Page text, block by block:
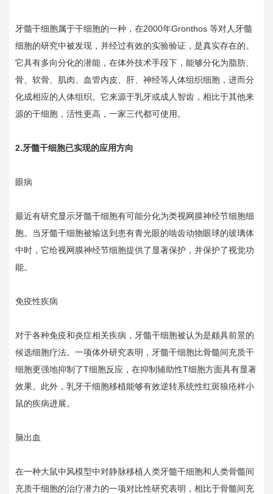
牙髓干细胞属于干细胞的一种，在2000年Gronthos 等对人牙髓
细胞的研究中被发现，并经过有效的实验验证，是真实存在的。
它具有多向分化的潜能，在体外技术手段下，能够分化为脂肪、
骨、软骨、肌肉、血管内皮、肝、神经等人体组织细胞，进而分
化成相应的人体组织。它来源于乳牙或成人智齿，相比于其他来
源的干细胞，活性更高，一家三代都可使用。
2.牙髓干细胞已实现的应用方向
眼病
最近有研究显示牙髓干细胞有可能分化为类视网膜神经节细胞细
胞。当牙髓干细胞被输送到患有青光眼的啮齿动物眼球的玻璃体
中时，它给视网膜神经节细胞提供了显著保护，并保护了视觉功
能。
免疫性疾病
对于各种免疫和炎症相关疾病，牙髓干细胞被认为是颇具前景的
候选细胞疗法。一项体外研究表明，牙髓干细胞比骨髓间充质干
细胞更强地抑制了T细胞反应，在抑制辅助性T细胞方面具有显著
效果。此外，乳牙干细胞移植能够有效逆转系统性红斑狼疮样小
鼠的疾病进展。
脑出血
在一种大鼠中风模型中对静脉移植人类牙髓干细胞和人类骨髓间
充质干细胞的治疗潜力的一项对比性研究表明，相比于骨髓间充